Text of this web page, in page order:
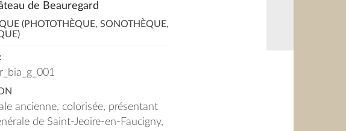
de Beauregard
(PHOTOTHÈQUE, SONOTHÈQUE,
ancienne, colorisée, présentant
de Saint-Jeoire-en-Faucigny,